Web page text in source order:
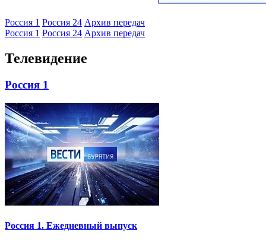
Россия 1 Россия 24 Архив передач
Россия 1 Россия 24 Архив передач
Телевидение
Россия 1
Россия 1. Ежедневный выпуск